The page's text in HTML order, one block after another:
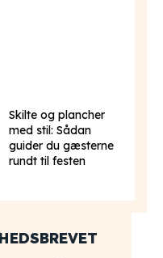
Skilte og plancher
med stil: Sådan
guider du gæsterne
rundt til festen